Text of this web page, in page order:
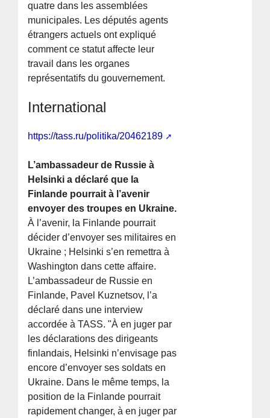
quatre dans les assemblées
municipales. Les députés agents
étrangers actuels ont expliqué
comment ce statut affecte leur
travail dans les organes
représentatifs du gouvernement.
International
https://tass.ru/politika/20462189
L’ambassadeur de Russie à
Helsinki a déclaré que la
Finlande pourrait à l’avenir
envoyer des troupes en Ukraine.
À l’avenir, la Finlande pourrait
décider d’envoyer ses militaires en
Ukraine ; Helsinki s’en remettra à
Washington dans cette affaire.
L’ambassadeur de Russie en
Finlande, Pavel Kuznetsov, l’a
déclaré dans une interview
accordée à TASS. "À en juger par
les déclarations des dirigeants
finlandais, Helsinki n’envisage pas
encore d’envoyer ses soldats en
Ukraine. Dans le même temps, la
position de la Finlande pourrait
rapidement changer, à en juger par